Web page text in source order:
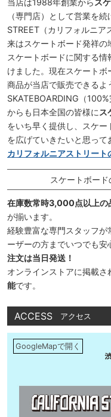
当店は1988年創業からス
（専門店）として営業を
STREET（カリフォルニア
来はスケートボード発祥
スケートボードに関する
けました。現在スケート
商品が当店で販売できる
SKATEBOARDING（
からも日本全国の皆様にス
をいち早く提供し、スケ
を広げていきたいと思って
カリフォルニアストリート
スケートボー
在庫数常時3,000点以上の
が揃います。
経験豊富な専門スタッフ
ーザーの方までいつでも安
注文は当日発送！
オンラインストアに掲載さ
能です。
ACCESS アクセス
GoogleMapで開く